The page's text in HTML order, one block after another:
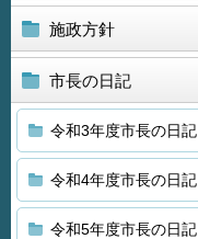
施政方針
市長の日記
令和3年度市長の日記
令和4年度市長の日記
令和5年度市長の日記